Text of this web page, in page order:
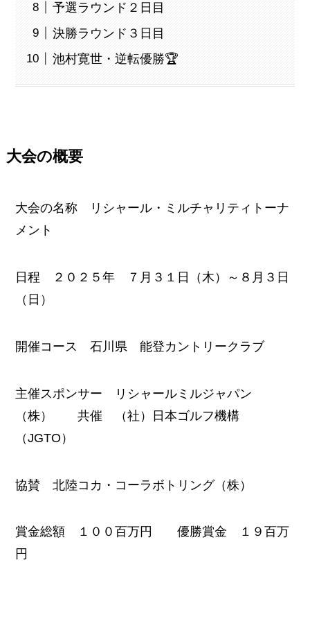
予選ラウンド２日目
決勝ラウンド３日目
池村寛世・逆転優勝🏆
大会の概要
大会の名称 リシャール・ミルチャリティトーナ
メント
日程 ２０２５年 ７月３１日（木）～８月３日
（日）
開催コース 石川県 能登カントリークラブ
主催スポンサー リシャールミルジャパン
（株） 共催 （社）日本ゴルフ機構
（JGTO）
協賛 北陸コカ・コーラボトリング（株）
賞金総額 １００百万円 優勝賞金 １９百万
円